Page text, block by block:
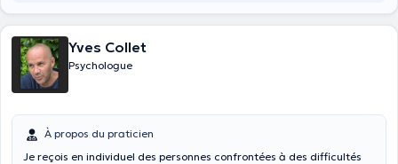
Yves Collet
Psychologue
À propos du praticien
Je reçois en individuel des personnes confrontées à des difficultés